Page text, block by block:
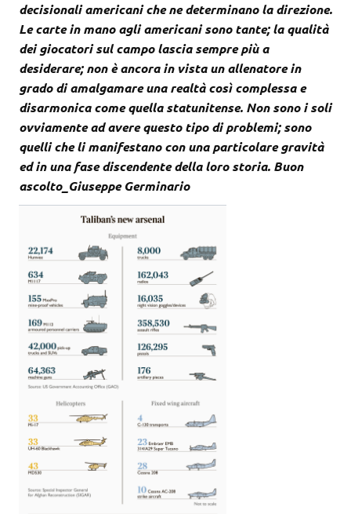
decisionali americani che ne determinano la direzione.
Le carte in mano agli americani sono tante; la qualità
dei giocatori sul campo lascia sempre più a
desiderare; non è ancora in vista un allenatore in
grado di amalgamare una realtà così complessa e
disarmonica come quella statunitense. Non sono i soli
ovviamente ad avere questo tipo di problemi; sono
quelli che li manifestano con una particolare gravità
ed in una fase discendente della loro storia. Buon
ascolto_Giuseppe Germinario